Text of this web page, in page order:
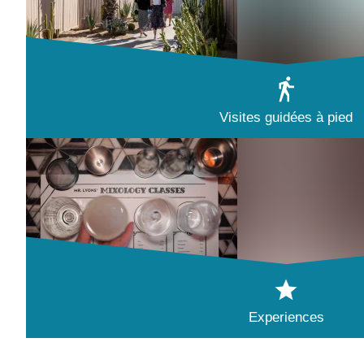
Visites guidées à pied
Experiences